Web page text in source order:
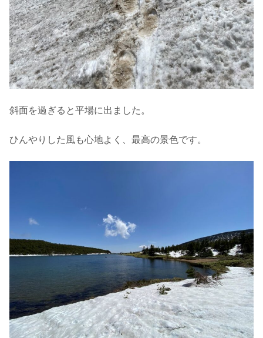
斜面を過ぎると平場に出ました。
ひんやりした風も心地よく、最高の景色です。